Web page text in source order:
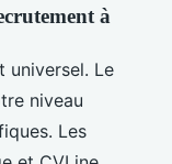
à
universel. Le
niveau
Les